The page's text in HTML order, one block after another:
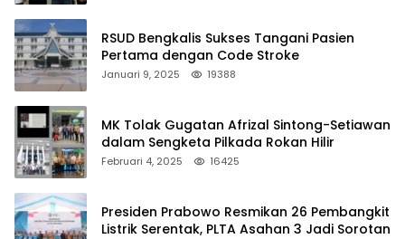
RSUD Bengkalis Sukses Tangani Pasien
Pertama dengan Code Stroke
Januari 9, 2025 19388
MK Tolak Gugatan Afrizal Sintong-Setiawan
dalam Sengketa Pilkada Rokan Hilir
Februari 4, 2025 16425
Presiden Prabowo Resmikan 26 Pembangkit
Listrik Serentak, PLTA Asahan 3 Jadi Sorotan